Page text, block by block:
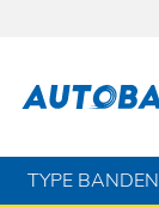
TYPE BANDEN